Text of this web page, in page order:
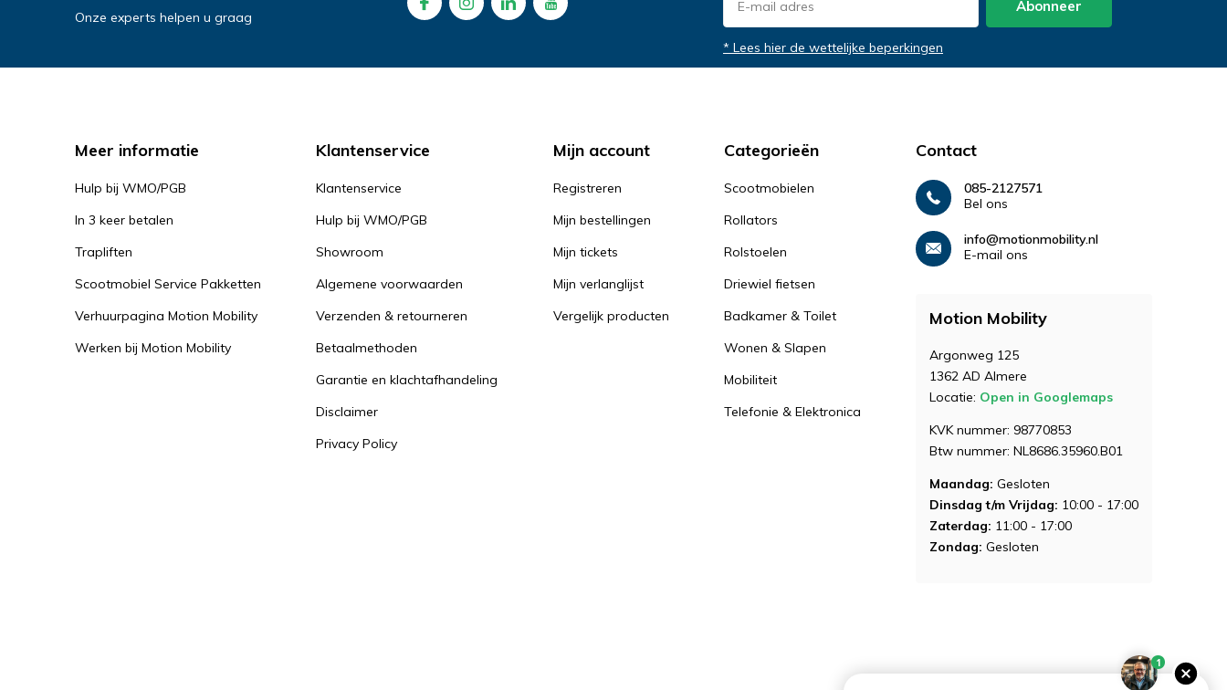
Onze experts helpen u graag
Abonneer
* Lees hier de wettelijke beperkingen
Meer informatie
Hulp bij WMO/PGB
In 3 keer betalen
Trapliften
Scootmobiel Service Pakketten
Verhuurpagina Motion Mobility
Werken bij Motion Mobility
Klantenservice
Klantenservice
Hulp bij WMO/PGB
Showroom
Algemene voorwaarden
Verzenden & retourneren
Betaalmethoden
Garantie en klachtafhandeling
Disclaimer
Privacy Policy
Mijn account
Registreren
Mijn bestellingen
Mijn tickets
Mijn verlanglijst
Vergelijk producten
Categorieën
Scootmobielen
Rollators
Rolstoelen
Driewiel fietsen
Badkamer & Toilet
Wonen & Slapen
Mobiliteit
Telefonie & Elektronica
Contact
085-2127571
Bel ons
info@motionmobility.nl
E-mail ons
Motion Mobility
Argonweg 125
1362 AD Almere
Locatie: Open in Googlemaps
KVK nummer: 98770853
Btw nummer: NL8686.35960.B01
Maandag: Gesloten
Dinsdag t/m Vrijdag: 10:00 - 17:00
Zaterdag: 11:00 - 17:00
Zondag: Gesloten
1